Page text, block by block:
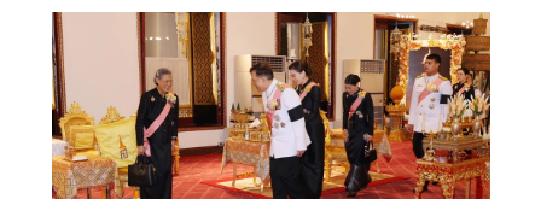
บูรณปฏิสังขรณ์ราชรถและพระยานมาศ งานพระราชพิธีถวาย
พระเพลิงพระบรมศพ สมเด็จพระนางเจ้าสิริกิติ์ พระบรม
ราชินีนาถ พ